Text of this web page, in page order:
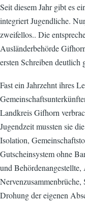
Seit diesem Jahr gibt es
integriert Jugendliche.
zweifellos.. Die
Ausländerbehörde
ersten Schreiben deutlich
Fast ein Jahrzehnt ihres
Landkreis Gifhorn
Jugendzeit mussten sie
Isolation,
Gutscheinsystem ohne
und
Drohung der eigenen